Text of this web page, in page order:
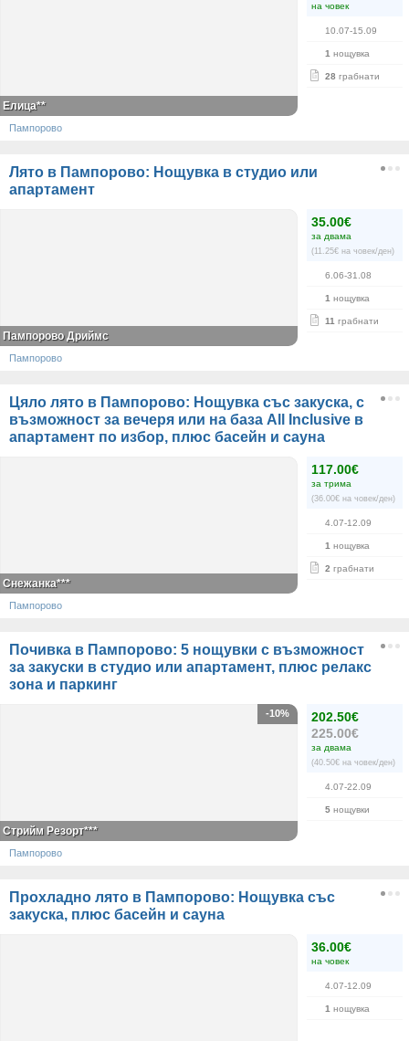
на човек
10.07-15.09
1 нощувка
28 грабнати
Елица**
Пампорово
Лято в Пампорово: Нощувка в студио или
апартамент
35.00€
за двама
(11.25€ на човек/ден)
6.06-31.08
1 нощувка
11 грабнати
Пампорово Дриймс
Пампорово
Цяло лято в Пампорово: Нощувка със закуска, с
възможност за вечеря или на база All Inclusive в
апартамент по избор, плюс басейн и сауна
117.00€
за трима
(36.00€ на човек/ден)
4.07-12.09
1 нощувка
2 грабнати
Снежанка***
Пампорово
Почивка в Пампорово: 5 нощувки с възможност
за закуски в студио или апартамент, плюс релакс
зона и паркинг
202.50€
225.00€
за двама
(40.50€ на човек/ден)
4.07-22.09
5 нощувки
-10%
Стрийм Резорт***
Пампорово
Прохладно лято в Пампорово: Нощувка със
закуска, плюс басейн и сауна
36.00€
на човек
4.07-12.09
1 нощувка